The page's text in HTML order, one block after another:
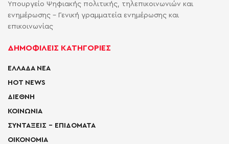
Υπουργείο Ψηφιακής πολιτικής, τηλεπικοινωνιών και
ενημέρωσης - Γενική γραμματεία ενημέρωσης και
επικοινωνίας
ΔΗΜΟΦΙΛΕΙΣ ΚΑΤΗΓΟΡΙΕΣ
ΕΛΛΑΔΑ ΝΕΑ
HOT NEWS
ΔΙΕΘΝΗ
ΚΟΙΝΩΝΙΑ
ΣΥΝΤΑΞΕΙΣ – ΕΠΙΔΟΜΑΤΑ
ΟΙΚΟΝΟΜΙΑ